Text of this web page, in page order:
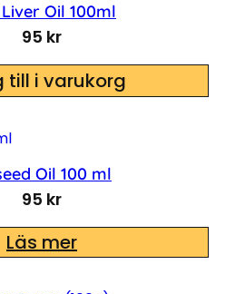
Oil 100ml
95 kr
till i varukorg
Oil 100 ml
95 kr
Läs mer